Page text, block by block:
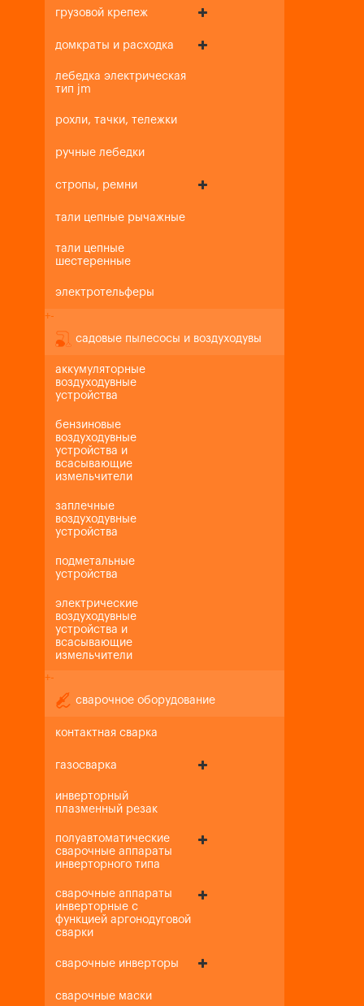
грузовой крепеж
домкраты и расходка
лебедка электрическая
тип jm
рохли, тачки, тележки
ручные лебедки
стропы, ремни
тали цепные рычажные
тали цепные
шестеренные
электротельферы
+-
садовые пылесосы и воздуходувы
аккумуляторные
воздуходувные
устройства
бензиновые
воздуходувные
устройства и
всасывающие
измельчители
заплечные
воздуходувные
устройства
подметальные
устройства
электрические
воздуходувные
устройства и
всасывающие
измельчители
+-
сварочное оборудование
контактная сварка
газосварка
инверторный
плазменный резак
полуавтоматические
сварочные аппараты
инверторного типа
сварочные аппараты
инверторные с
функцией аргонодуговой
сварки
сварочные инверторы
сварочные маски